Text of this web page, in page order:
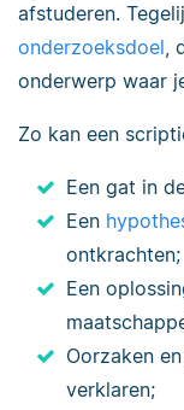
afstuderen.
onderzoeksdoel,
onderwerp waar
Zo kan een
Een gat in
Een
ontkrachten;
Een
Oorzaken
verklaren;